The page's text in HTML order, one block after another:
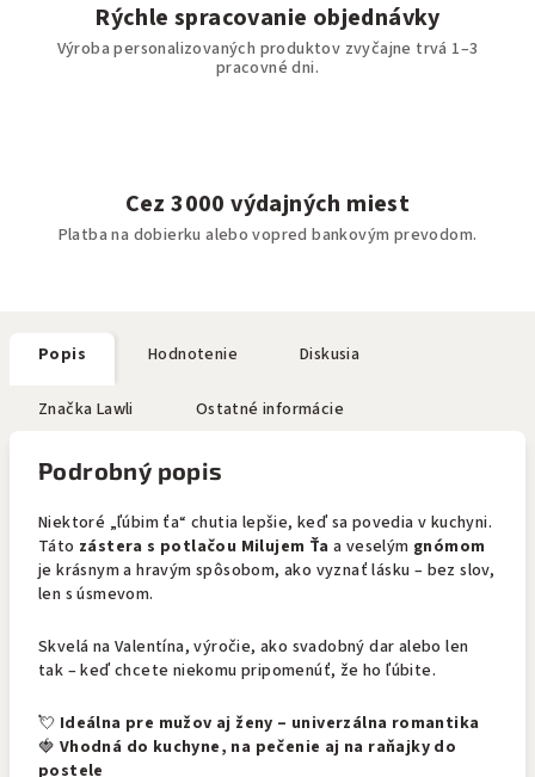
Rýchle spracovanie objednávky
Výroba personalizovaných produktov zvyčajne trvá 1–3
pracovné dni.
Cez 3000 výdajných miest
Platba na dobierku alebo vopred bankovým prevodom.
Popis Hodnotenie Diskusia
Značka Lawli Ostatné informácie
Podrobný popis
Niektoré „ľúbim ťa“ chutia lepšie, keď sa povedia v kuchyni.
Táto zástera s potlačou Milujem Ťa a veselým gnómom
je krásnym a hravým spôsobom, ako vyznať lásku – bez slov,
len s úsmevom.
Skvelá na Valentína, výročie, ako svadobný dar alebo len
tak – keď chcete niekomu pripomenúť, že ho ľúbite.
💘 Ideálna pre mužov aj ženy – univerzálna romantika
🍓 Vhodná do kuchyne, na pečenie aj na raňajky do
postele